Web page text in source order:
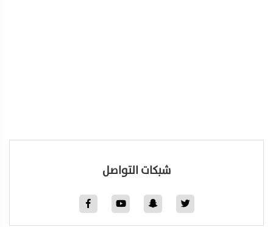
شبكات التواصل